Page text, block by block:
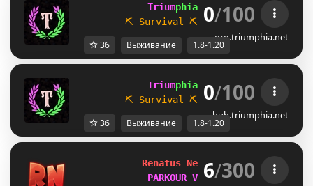
Triumphia
[1.8 / 1.20.x]
⛏ Survival
⛏ ☁ Parkour
0/100
org.triumphia.net
36 Выживание 1.8-1.20
Triumphia
[1.8 / 1.20.x]
⛏ Survival
⛏ ☁ Parkour
0/100
hub.triumphia.net
36 Выживание 1.8-1.20
Renatus Network 1.8-26.1.2
PARKOUR V3 OUT NOW
6/300